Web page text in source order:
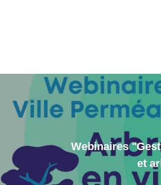
Webinaires
et